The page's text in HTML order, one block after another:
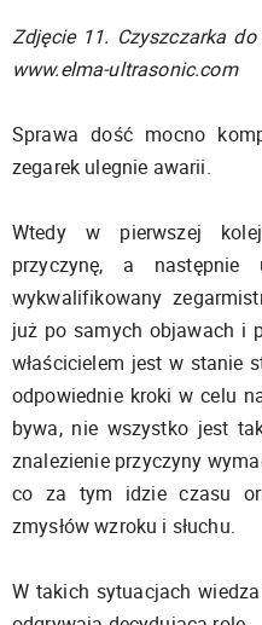
Zdjęcie 11. Czyszczarka
www.elma-ultrasonic.com
Sprawa dość mocno
zegarek ulegnie awarii.
Wtedy w pierwszej
przyczynę, a następnie
wykwalifikowany
już po samych objawach i
właścicielem jest w stanie
odpowiednie kroki w celu
bywa, nie wszystko jest
znalezienie przyczyny
co za tym idzie czasu
zmysłów wzroku i słuchu.
W takich sytuacjach